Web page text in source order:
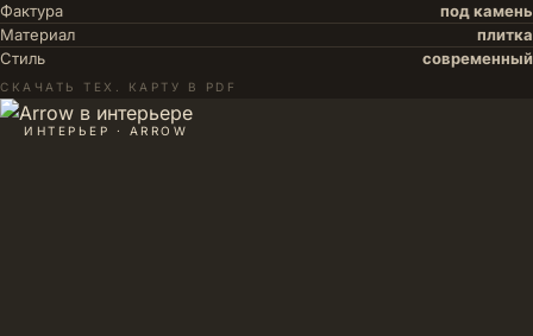
Фактура
под камень
Материал
плитка
Стиль
современный
СКАЧАТЬ ТЕХ. КАРТУ В PDF
ИНТЕРЬЕР · ARROW